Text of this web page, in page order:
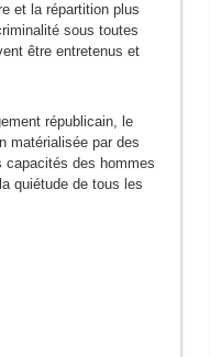
et la répartition plus
sous toutes
être entretenus et
républicain, le
matérialisée par des
capacités des hommes
quiétude de tous les